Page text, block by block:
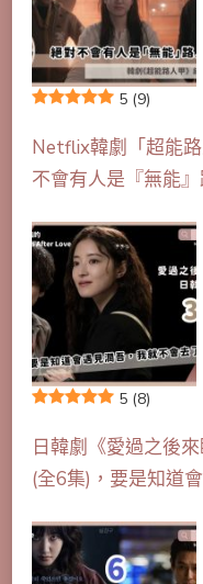
5 (9)
Netflix韓劇「超能
不會有人是『無能
5 (8)
日韓劇《愛過之後
(全6集)，要是知道